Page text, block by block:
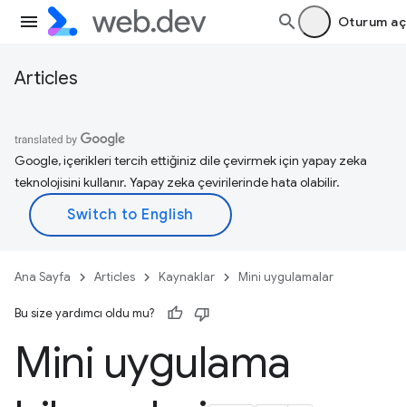
Oturum aç
Articles
Google, içerikleri tercih ettiğiniz dile çevirmek için yapay zeka
teknolojisini kullanır. Yapay zeka çevirilerinde hata olabilir.
Ana Sayfa Articles Kaynaklar Mini uygulamalar
Bu size yardımcı oldu mu?
Mini uygulama